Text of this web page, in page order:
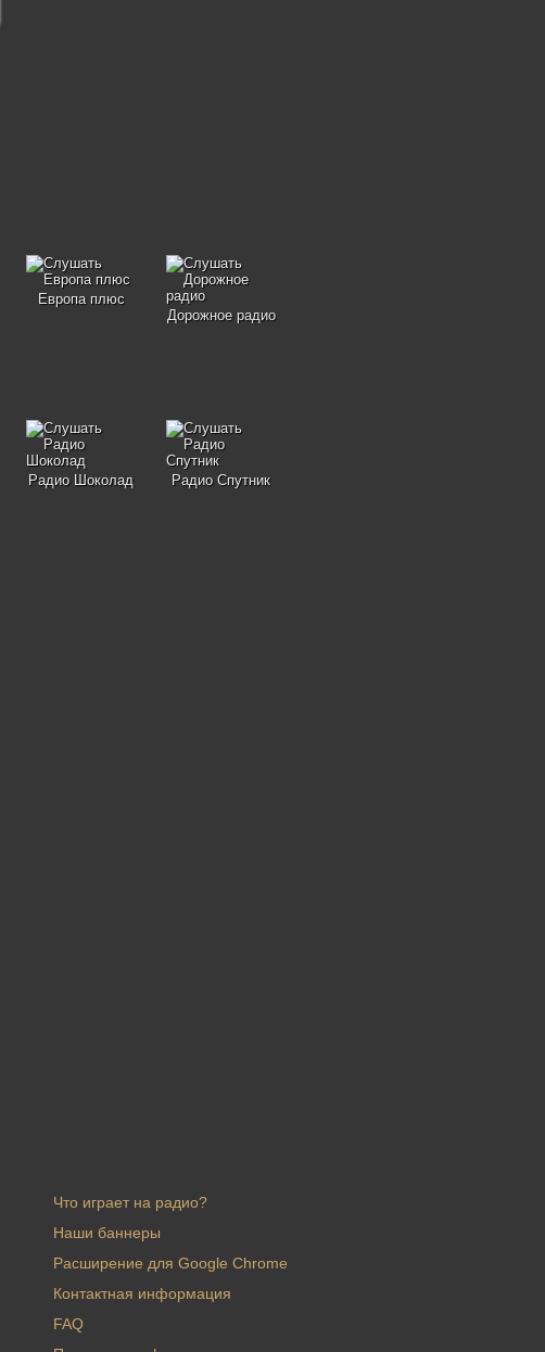
Европа плюс
Дорожное радио
Радио Шоколад
Радио Спутник
Что играет на радио?
Наши баннеры
Расширение для Google Chrome
Контактная информация
FAQ